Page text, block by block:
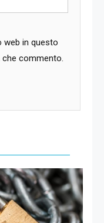
web in questo
commento.